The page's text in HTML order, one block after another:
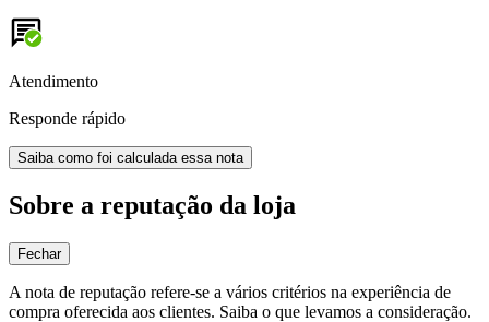
Atendimento
Responde rápido
Saiba como foi calculada essa nota
Sobre a reputação da loja
Fechar
A nota de reputação refere-se a vários critérios na experiência de
compra oferecida aos clientes. Saiba o que levamos a consideração.